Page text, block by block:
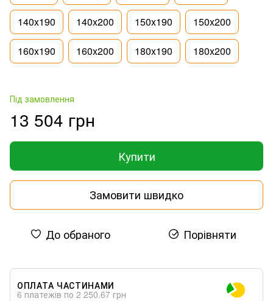
140x190 140x200 150x190 150x200
160x190 160x200 180x190 180x200
Під замовлення
13 504 грн
Купити
Замовити швидко
До обраного Порівняти
ОПЛАТА ЧАСТИНАМИ
6 платежів по 2 250.67 грн